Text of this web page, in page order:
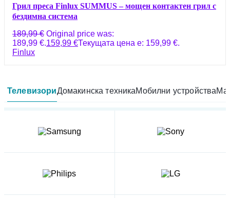
Грил преса Finlux SUMMUS – мощен контактен грил с
бездимна система
189,99€ Original price was:
189,99 €.159,99 €Текущата цена е: 159,99 €.
Finlux
ТелевизориДомакинска техникаМобилни устройства